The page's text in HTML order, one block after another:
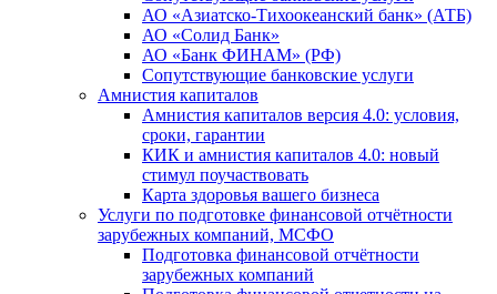
АО «Азиатско-Тихоокеанский банк» (АТБ)
АО «Солид Банк»
АО «Банк ФИНАМ» (РФ)
Сопутствующие банковские услуги
Амнистия капиталов
Амнистия капиталов версия 4.0: условия,
сроки, гарантии
КИК и амнистия капиталов 4.0: новый
стимул поучаствовать
Карта здоровья вашего бизнеса
Услуги по подготовке финансовой отчётности
зарубежных компаний, МСФО
Подготовка финансовой отчётности
зарубежных компаний